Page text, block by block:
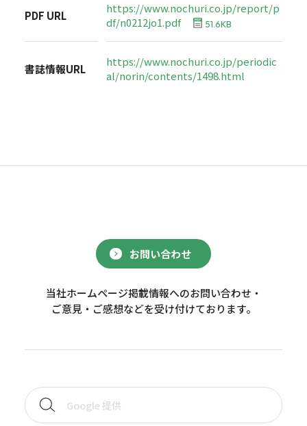
PDF URL
https://www.nochuri.co.jp/report/p
df/n0212jo1.pdf
51.6KB
書誌情報URL
https://www.nochuri.co.jp/periodic
al/norin/contents/1498.html
お問い合わせ
当社ホームページ掲載情報へのお問い合わせ・
ご意見・ご感想などを受け付けております。